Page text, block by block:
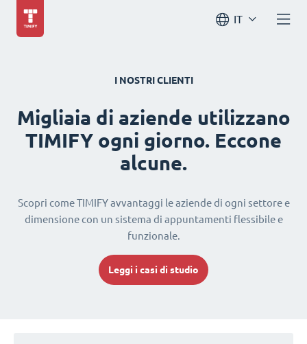
IT
I NOSTRI CLIENTI
Migliaia di aziende utilizzano
TIMIFY ogni giorno. Eccone
alcune.
Scopri come TIMIFY avvantaggi le aziende di ogni settore e
dimensione con un sistema di appuntamenti flessibile e
funzionale.
Leggi i casi di studio